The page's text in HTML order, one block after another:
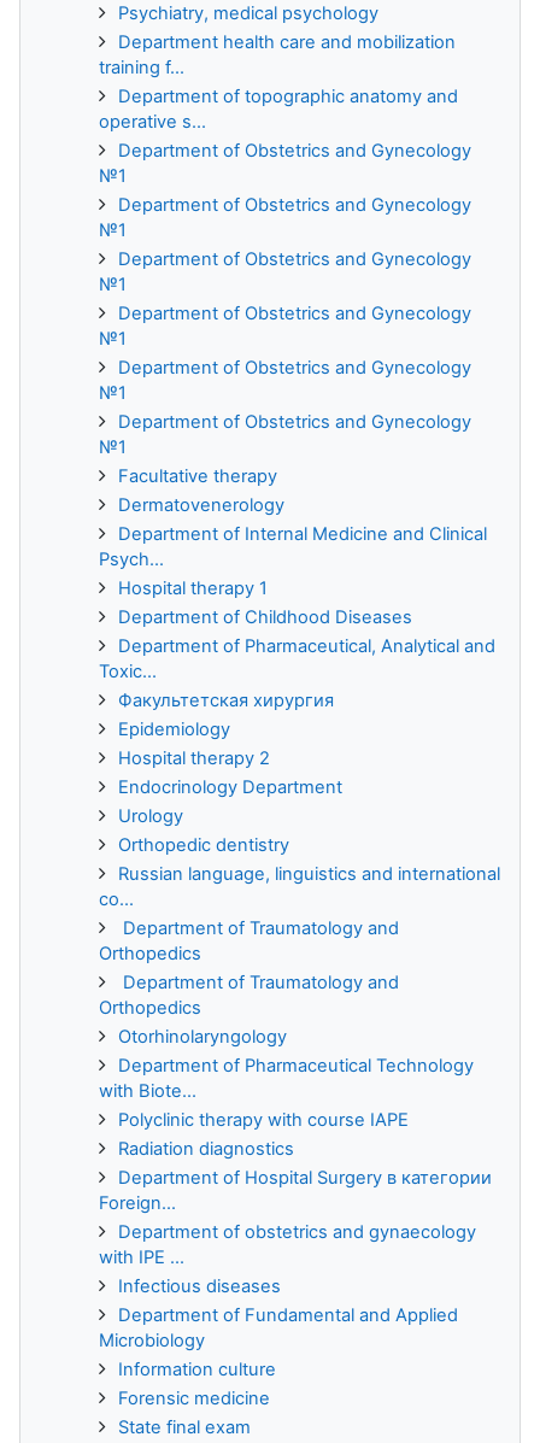
Psychiatry, medical psychology
Department health care and mobilization
training f...
Department of topographic anatomy and
operative s...
Department of Obstetrics and Gynecology
№1
Department of Obstetrics and Gynecology
№1
Department of Obstetrics and Gynecology
№1
Department of Obstetrics and Gynecology
№1
Department of Obstetrics and Gynecology
№1
Department of Obstetrics and Gynecology
№1
Facultative therapy
Dermatovenerology
Department of Internal Medicine and Clinical
Psych...
Hospital therapy 1
Department of Childhood Diseases
Department of Pharmaceutical, Analytical and
Toxic...
Факультетская хирургия
Epidemiology
Hospital therapy 2
Endocrinology Department
Urology
Orthopedic dentistry
Russian language, linguistics and international
co...
Department of Traumatology and
Orthopedics
Department of Traumatology and
Orthopedics
Otorhinolaryngology
Department of Pharmaceutical Technology
with Biote...
Polyclinic therapy with course IAPE
Radiation diagnostics
Department of Hospital Surgery в категории
Foreign...
Department of obstetrics and gynaecology
with IPE ...
Infectious diseases
Department of Fundamental and Applied
Microbiology
Information culture
Forensic medicine
State final exam